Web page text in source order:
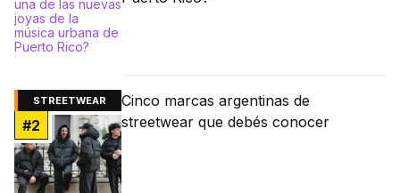
STREETWEAR
#2
Cinco marcas argentinas de
streetwear que debés conocer